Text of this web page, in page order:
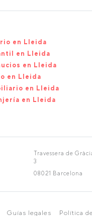
en Lleida
en Lleida
en Lleida
en Lleida
en Lleida
en Lleida
Travessera de
3
08021 Barcelona
Guías legales Política